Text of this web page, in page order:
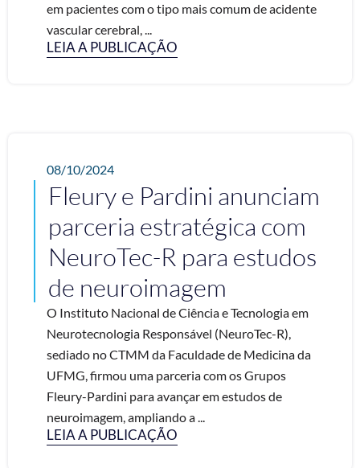
em pacientes com o tipo mais comum de acidente
vascular cerebral, ...
LEIA A PUBLICAÇÃO
08/10/2024
Fleury e Pardini anunciam
parceria estratégica com
NeuroTec-R para estudos
de neuroimagem
O Instituto Nacional de Ciência e Tecnologia em
Neurotecnologia Responsável (NeuroTec-R),
sediado no CTMM da Faculdade de Medicina da
UFMG, firmou uma parceria com os Grupos
Fleury-Pardini para avançar em estudos de
neuroimagem, ampliando a ...
LEIA A PUBLICAÇÃO